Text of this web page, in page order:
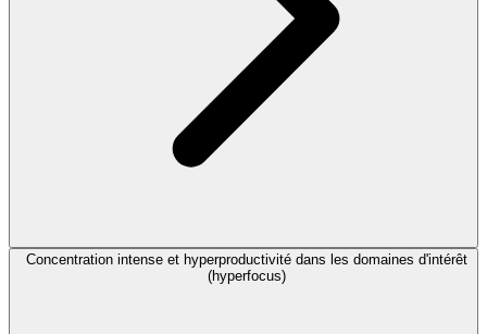
Concentration intense et hyperproductivité dans les domaines d'intérêt
(hyperfocus)